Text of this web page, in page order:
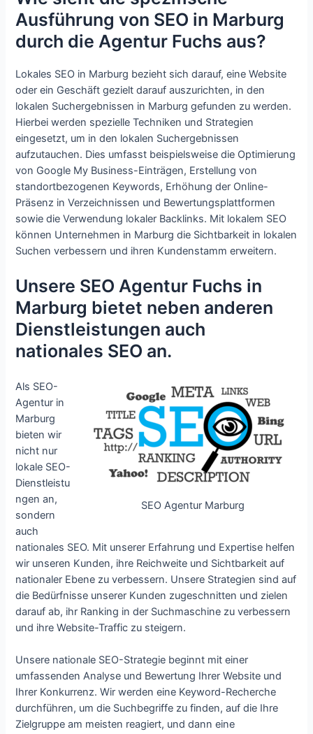
Ausführung von SEO in Marburg
durch die Agentur Fuchs aus?
Lokales SEO in Marburg bezieht sich darauf, eine Website
oder ein Geschäft gezielt darauf auszurichten, in den
lokalen Suchergebnissen in Marburg gefunden zu werden.
Hierbei werden spezielle Techniken und Strategien
eingesetzt, um in den lokalen Suchergebnissen
aufzutauchen. Dies umfasst beispielsweise die Optimierung
von Google My Business-Einträgen, Erstellung von
standortbezogenen Keywords, Erhöhung der Online-
Präsenz in Verzeichnissen und Bewertungsplattformen
sowie die Verwendung lokaler Backlinks. Mit lokalem SEO
können Unternehmen in Marburg die Sichtbarkeit in lokalen
Suchen verbessern und ihren Kundenstamm erweitern.
Unsere SEO Agentur Fuchs in
Marburg bietet neben anderen
Dienstleistungen auch
nationales SEO an.
SEO Agentur Marburg
Als SEO-
Agentur in
Marburg
bieten wir
nicht nur
lokale SEO-
Dienstleistu
ngen an,
sondern
auch
nationales SEO. Mit unserer Erfahrung und Expertise helfen
wir unseren Kunden, ihre Reichweite und Sichtbarkeit auf
nationaler Ebene zu verbessern. Unsere Strategien sind auf
die Bedürfnisse unserer Kunden zugeschnitten und zielen
darauf ab, ihr Ranking in der Suchmaschine zu verbessern
und ihre Website-Traffic zu steigern.
Unsere nationale SEO-Strategie beginnt mit einer
umfassenden Analyse und Bewertung Ihrer Website und
Ihrer Konkurrenz. Wir werden eine Keyword-Recherche
durchführen, um die Suchbegriffe zu finden, auf die Ihre
Zielgruppe am meisten reagiert, und dann eine